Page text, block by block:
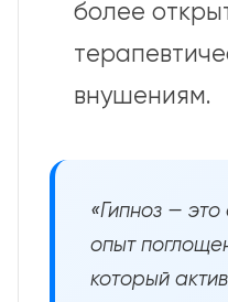
более
внушениям.
«Гипноз —
опыт
который